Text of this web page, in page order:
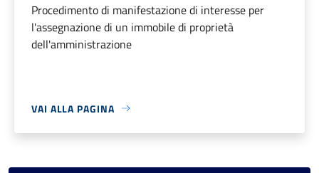
Procedimento di manifestazione di interesse per
l'assegnazione di un immobile di proprietà
dell'amministrazione
VAI ALLA PAGINA